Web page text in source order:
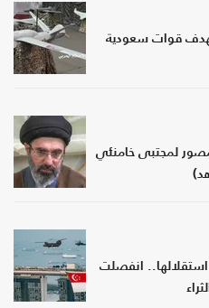
قوات سعودية
مصور لمجتبى خامنئي
انفصلت